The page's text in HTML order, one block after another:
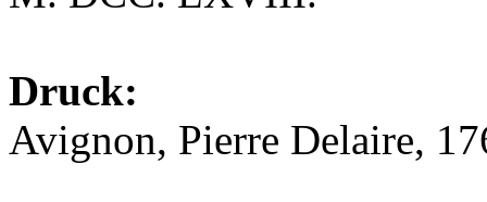
Druck:
Avignon, Pierre Delaire,